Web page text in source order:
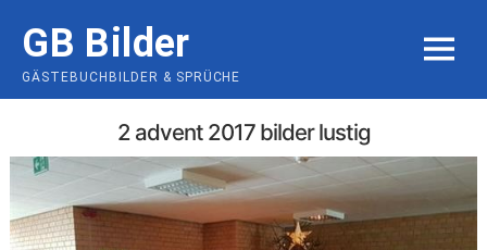
content
GB Bilder
GÄSTEBUCHBILDER & SPRÜCHE
MENU
2 advent 2017 bilder lustig